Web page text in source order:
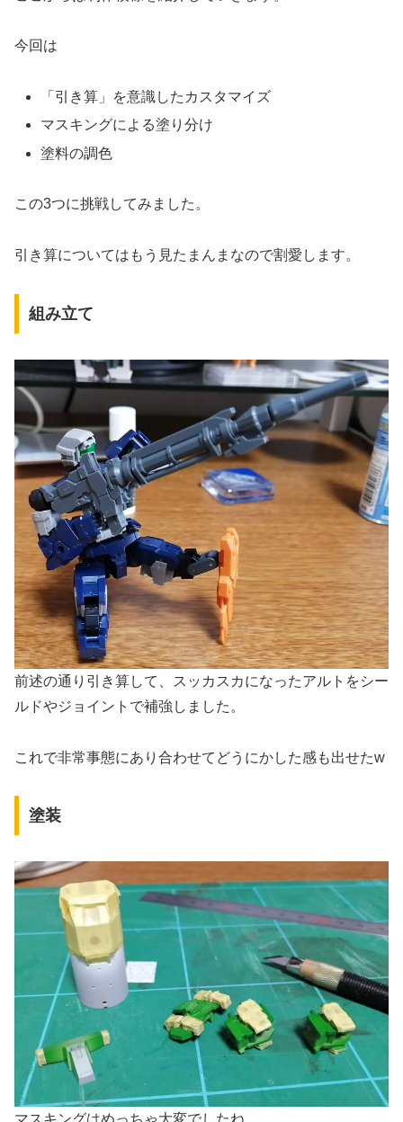
今回は
「引き算」を意識したカスタマイズ
マスキングによる塗り分け
塗料の調色
この3つに挑戦してみました。
引き算についてはもう見たまんまなので割愛します。
組み立て
前述の通り引き算して、スッカスカになったアルトをシー
ルドやジョイントで補強しました。
これで非常事態にあり合わせてどうにかした感も出せたw
塗装
マスキングはめっちゃ大変でしたね…。